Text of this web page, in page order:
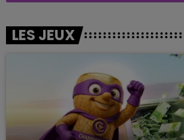
LES JEUX